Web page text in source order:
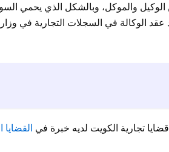
والموكل، وبالشكل الذي يحمي
الوكالة في السجلات التجارية في
تجارية الكويت لديه خبرة في القضايا